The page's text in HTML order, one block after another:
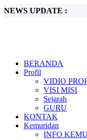
NEWS UPDATE :
BERANDA
Profil
VIDIO
VISI MISI
Sejarah
GURU
KONTAK
Kemuridan
INFO